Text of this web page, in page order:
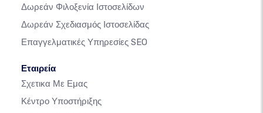
Δωρεάν Φιλοξενία Ιστοσελίδων
Δωρεάν Σχεδιασμός Ιστοσελίδας
Επαγγελματικές Υπηρεσίες SEO
Εταιρεία
Σχετικα Με Εμας
Κέντρο Υποστήριξης